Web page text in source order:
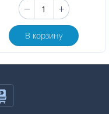
В корзину